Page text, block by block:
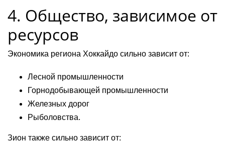
4. Общество, зависимое от
ресурсов
Экономика региона Хоккайдо сильно зависит от:
Лесной промышленности
Горнодобывающей промышленности
Железных дорог
Рыболовства.
Зион также сильно зависит от: